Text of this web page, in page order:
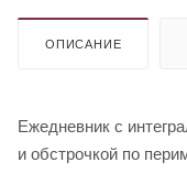
ОПИСАНИЕ
Ежедневник с
и обстрочкой по